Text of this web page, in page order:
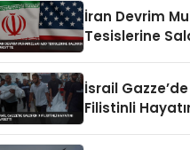
İran Devrim
Tesislerine
İsrail Gazze’de
Filistinli